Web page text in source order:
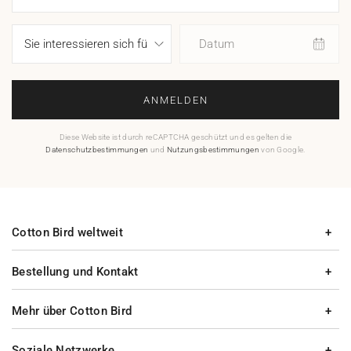
Datum
ANMELDEN
Diese Website ist durch reCAPTCHA geschützt und es gelten die
Datenschutzbestimmungen und Nutzungsbestimmungen von Google.
Bestellung und Kontakt
Mehr über Cotton Bird
Cotton Bird weltweit